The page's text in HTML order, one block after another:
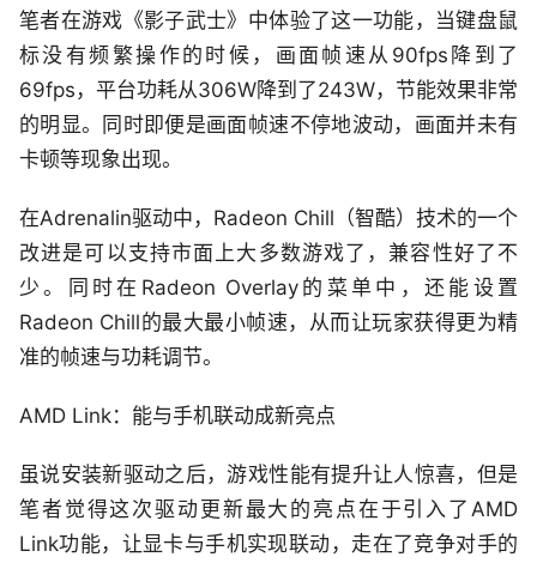
笔者在游戏《影子武士》中体验了这一功能，当键盘鼠
标没有频繁操作的时候，画面帧速从90fps降到了
69fps，平台功耗从306W降到了243W，节能效果非常
的明显。同时即便是画面帧速不停地波动，画面并未有
卡顿等现象出现。
在Adrenalin驱动中，Radeon Chill（智酷）技术的一个
改进是可以支持市面上大多数游戏了，兼容性好了不
少。同时在Radeon Overlay的菜单中，还能设置
Radeon Chill的最大最小帧速，从而让玩家获得更为精
准的帧速与功耗调节。
AMD Link：能与手机联动成新亮点
虽说安装新驱动之后，游戏性能有提升让人惊喜，但是
笔者觉得这次驱动更新最大的亮点在于引入了AMD
Link功能，让显卡与手机实现联动，走在了竞争对手的